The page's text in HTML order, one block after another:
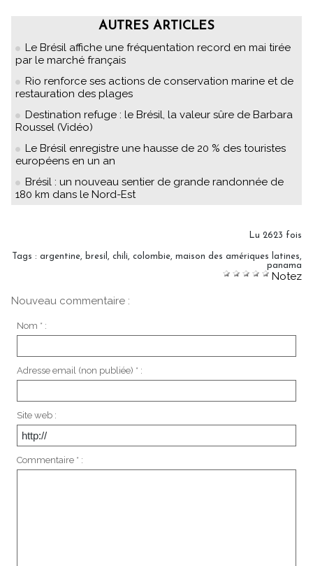
AUTRES ARTICLES
Le Brésil affiche une fréquentation record en mai tirée
par le marché français
Rio renforce ses actions de conservation marine et de
restauration des plages
Destination refuge : le Brésil, la valeur sûre de Barbara
Roussel (Vidéo)
Le Brésil enregistre une hausse de 20 % des touristes
européens en un an
Brésil : un nouveau sentier de grande randonnée de
180 km dans le Nord-Est
Lu 2623 fois
Tags : argentine, bresil , chili, colombie, maison des amériques latines,
panama
Notez
Nouveau commentaire :
Nom * :
Adresse email (non publiée) * :
Site web :
Commentaire * :